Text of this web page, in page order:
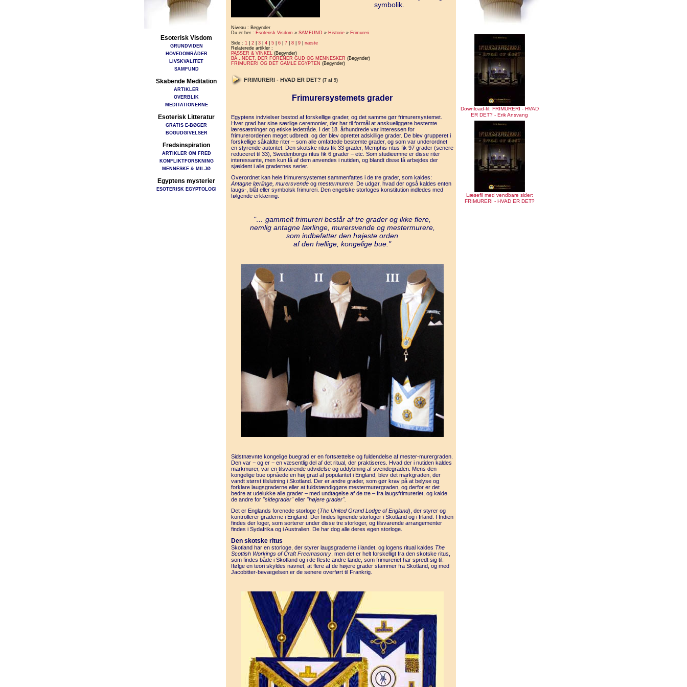
Esoterisk Visdom
GRUNDVIDEN
HOVEDOMRÅDER
LIVSKVALITET
SAMFUND
Skabende Meditation
ARTIKLER
OVERBLIK
MEDITATIONERNE
Esoterisk Litteratur
GRATIS E-BØGER
BOGUDGIVELSER
Fredsinspiration
ARTIKLER OM FRED
KONFLIKTFORSKNING
MENNESKE & MILJØ
Egyptens mysterier
ESOTERISK EGYPTOLOGI
symbolik.
Niveau : Begynder
Du er her : Esoterisk Visdom » SAMFUND » Historie » Frimureri
Side : 1 2 3 4 5 6 7 8 9
næste
Relaterede artikler :
PASSER & VINKEL (Begynder)
BÃ…NDET, DER FORENER GUD OG MENNESKER (Begynder)
FRIMURERI OG DET GAMLE EGYPTEN (Begynder)
FRIMURERI - HVAD ER DET? (7 af 9)
Frimurersystemets grader
Egyptens indvielser bestod af forskellige grader, og det samme gør frimurersystemet.
Hver grad har sine særlige ceremonier, der har til formål at anskueliggøre bestemte
læresætninger og etiske ledetråde. I det 18. århundrede var interessen for
frimurerordenen meget udbredt, og der blev oprettet adskillige grader. De blev grupperet i
forskellige såkaldte riter – som alle omfattede bestemte grader, og som var underordnet
en styrende autoritet. Den skotske ritus fik 33 grader, Memphis-ritus fik 97 grader (senere
reduceret til 33), Swedenborgs ritus fik 6 grader – etc. Som studieemne er disse riter
interessante, men kun få af dem anvendes i nutiden, og blandt disse få arbejdes der
sjældent i alle gradernes serier.
Overordnet kan hele frimurersystemet sammenfattes i de tre grader, som kaldes:
Antagne lærlinge, murersvende og mestermurere . De udgør, hvad der også kaldes enten
laugs-, blåt eller symbolsk frimureri. Den engelske storloges konstitution indledes med
følgende erklæring:
"… gammelt frimureri består af tre grader og ikke flere,
nemlig antagne lærlinge, murersvende og mestermurere,
som indbefatter den højeste orden
af den hellige, kongelige bue."
Sidstnævnte kongelige buegrad er en fortsættelse og fuldendelse af mester-murergraden.
Den var − og er − en væsentlig del af det ritual, der praktiseres. Hvad der i nutiden kaldes
markmurer, var en tilsvarende udvidelse og uddybning af svendegraden. Mens den
kongelige bue opnåede en høj grad af popularitet i England, blev det markgraden, der
vandt størst tilslutning i Skotland. Der er andre grader, som gør krav på at belyse og
forklare laugsgraderne eller at fuldstændiggøre mestermurergraden, og derfor er det
bedre at udelukke alle grader – med undtagelse af de tre – fra laugsfrimureriet, og kalde
de andre for "sidegrader"eller "højere grader".
Det er Englands forenede storloge (The United Grand Lodge of England), der styrer og
kontrollerer graderne i England. Der findes lignende storloger i Skotland og i Irland. I Indien
findes der loger, som sorterer under disse tre storloger, og tilsvarende arrangementer
findes i Sydafrika og i Australien. De har dog alle deres egen storloge.
Den skotske ritus
Skotland har en storloge, der styrer laugsgraderne i landet, og logens ritual kaldes The
Scottish Workings of Craft Freemasonry , men det er helt forskelligt fra den skotske ritus,
som findes både i Skotland og i de fleste andre lande, som frimureriet har spredt sig til.
Ifølge en teori skyldes navnet, at flere af de højere grader stammer fra Skotland, og med
Jacobitter-bevægelsen er de senere overført til Frankrig.
Download-fil: FRIMURERI - HVAD
ER DET? - Erik Ansvang
Læsefil med vendbare sider:
FRIMURERI - HVAD ER DET?